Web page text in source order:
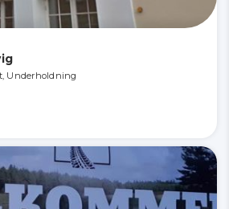
Underholdning